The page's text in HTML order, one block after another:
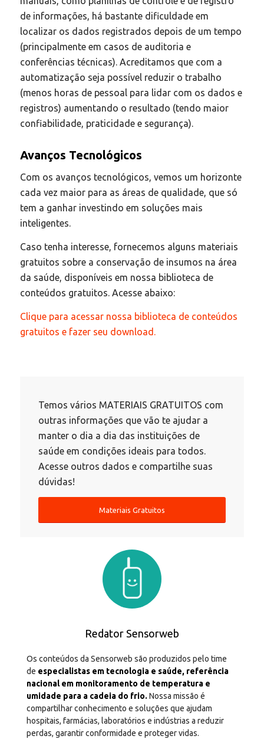
de informações, há bastante dificuldade em
localizar os dados registrados depois de um tempo
(principalmente em casos de auditoria e
conferências técnicas). Acreditamos que com a
automatização seja possível reduzir o trabalho
(menos horas de pessoal para lidar com os dados e
registros) aumentando o resultado (tendo maior
confiabilidade, praticidade e segurança).
Avanços Tecnológicos
Com os avanços tecnológicos, vemos um horizonte
cada vez maior para as áreas de qualidade, que só
tem a ganhar investindo em soluções mais
inteligentes.
Caso tenha interesse, fornecemos alguns materiais
gratuitos sobre a conservação de insumos na área
da saúde, disponíveis em nossa biblioteca de
conteúdos gratuitos. Acesse abaixo:
Clique para acessar nossa biblioteca de conteúdos
gratuitos e fazer seu download.
Temos vários MATERIAIS GRATUITOS com
outras informações que vão te ajudar a
manter o dia a dia das instituições de
saúde em condições ideais para todos.
Acesse outros dados e compartilhe suas
dúvidas!
Materiais Gratuitos
Redator Sensorweb
Os conteúdos da Sensorweb são produzidos pelo time
de especialistas em tecnologia e saúde, referência
nacional em monitoramento de temperatura e
umidade para a cadeia do frio. Nossa missão é
compartilhar conhecimento e soluções que ajudam
hospitais, farmácias, laboratórios e indústrias a reduzir
perdas, garantir conformidade e proteger vidas.